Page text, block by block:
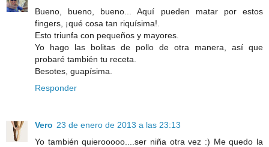
Bueno, bueno, bueno... Aquí pueden matar por estos
fingers, ¡qué cosa tan riquísima!.
Esto triunfa con pequeños y mayores.
Yo hago las bolitas de pollo de otra manera, así que
probaré también tu receta.
Besotes, guapísima.
Responder
Vero 23 de enero de 2013 a las 23:13
Yo también quierooooo....ser niña otra vez :) Me quedo la